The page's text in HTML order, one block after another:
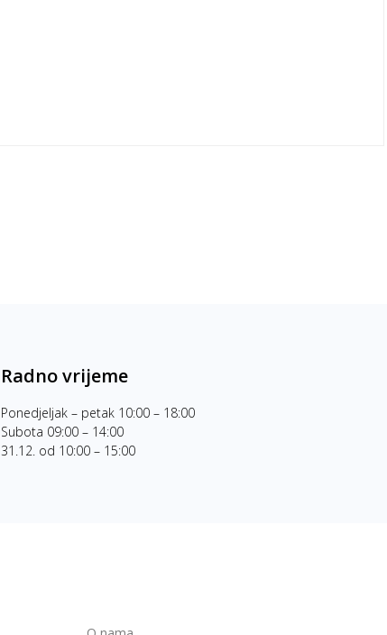
Radno vrijeme
Ponedjeljak – petak 10:00 – 18:00
Subota 09:00 – 14:00
31.12. od 10:00 – 15:00